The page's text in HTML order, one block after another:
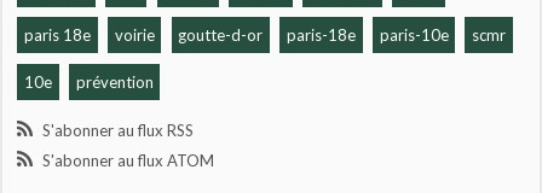
paris 18e voirie goutte-d-or paris-18e paris-10e scmr
10e prévention
S'abonner au flux RSS
S'abonner au flux ATOM